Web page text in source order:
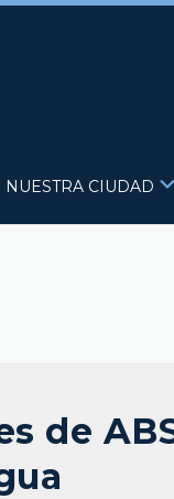
NUESTRA CIUDAD
de